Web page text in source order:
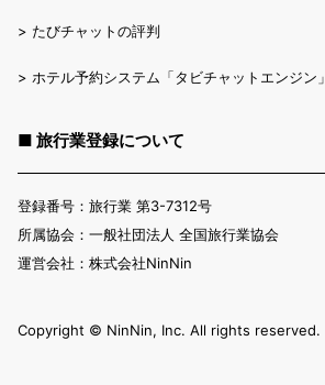
> たびチャットの評判
> ホテル予約システム「タビチャットエンジン」
■ 旅行業登録について
登録番号：旅行業 第3-7312号
所属協会：一般社団法人 全国旅行業協会
運営会社：株式会社NinNin
Copyright ©︎ NinNin, Inc. All rights reserved.